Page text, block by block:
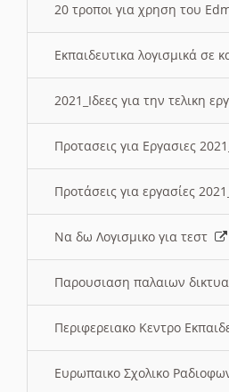
20 τροποι για χρηση του
Εκπαιδευτικα λογισμικά σε
2021_Ιδεες για την τελικη
Προτασεις για Εργασιες
Προτάσεις για εργασίες
Να δω Λογισμικο για τεστ
Παρουσιαση παλαιων
Περιφερειακο Κεντρο
Ευρωπαικο Σχολικο